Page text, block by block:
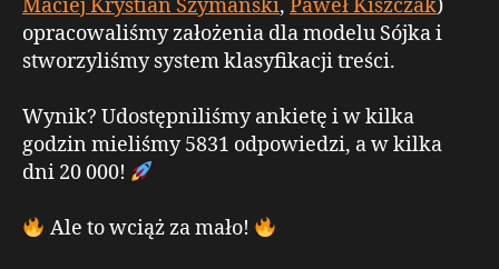
Maciej Krystian Szymanski, Paweł Kiszczak)
opracowaliśmy założenia dla modelu Sójka i
stworzyliśmy system klasyfikacji treści.
Wynik? Udostępniliśmy ankietę i w kilka
godzin mieliśmy 5831 odpowiedzi, a w kilka
dni 20 000!
Ale to wciąż za mało!